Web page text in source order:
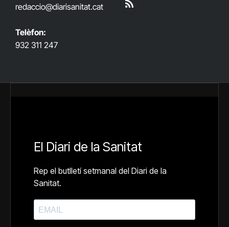
redaccio@diarisanitat.cat
Telèfon:
932 311 247
RSS